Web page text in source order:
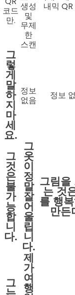
코드
만.
생성
및
무제
한
스캔
내믹
그
렇
게
말
하
지
마
세
요.
정보
없음
정보
그
것
은
불
가
능
합
니
다.
그
옷
이
정
말
잘
어
울
립
니
다.
그림을
는 것
를 행
만든
그
제
가
여
행